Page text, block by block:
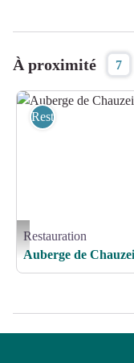
À proximité 7
Auberge de Chauzeix_1 -
Restauration
Restauration
Auberge de